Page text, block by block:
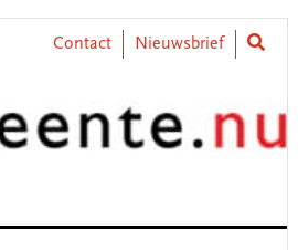
Contact Nieuwsbrief